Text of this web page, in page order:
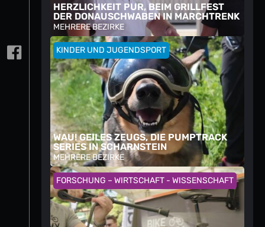
HERZLICHKEIT PUR, BEIM GRILLFEST
DER DONAUSCHWABEN IN MARCHTRENK
MEHRERE BEZIRKE
KINDER UND JUGENDSPORT
WAU! GEILES ZEUGS, DIE PUMPTRACK
SERIES IN SCHARNSTEIN
MEHRERE BEZIRKE
FORSCHUNG – WIRTSCHAFT - WISSENSCHAFT